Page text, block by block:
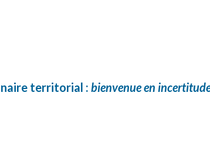
territorial : bienvenue en